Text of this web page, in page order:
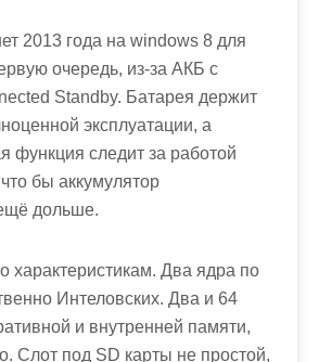
2013 года на windows 8 для
очередь, из-за АКБ с
Standby. Батарея держит
эксплуатации, а
функция следит за работой
бы аккумулятор
дольше.
характеристикам. Два ядра по
Интеловских. Два и 64
и внутренней памяти,
Слот под SD карты не простой,